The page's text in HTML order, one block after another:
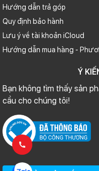
Hướng dẫn trả góp
Quy định bảo hành
Lưu ý về tài khoản iCloud
Hướng dẫn mua hàng -
Ý
Bạn không tìm thấy sản
cầu cho chúng tôi!